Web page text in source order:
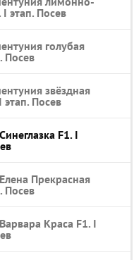
I этап. Посев
голубая
Посев
звёздная
этап. Посев
F1. I
Прекрасная
Посев
Краса F1. I